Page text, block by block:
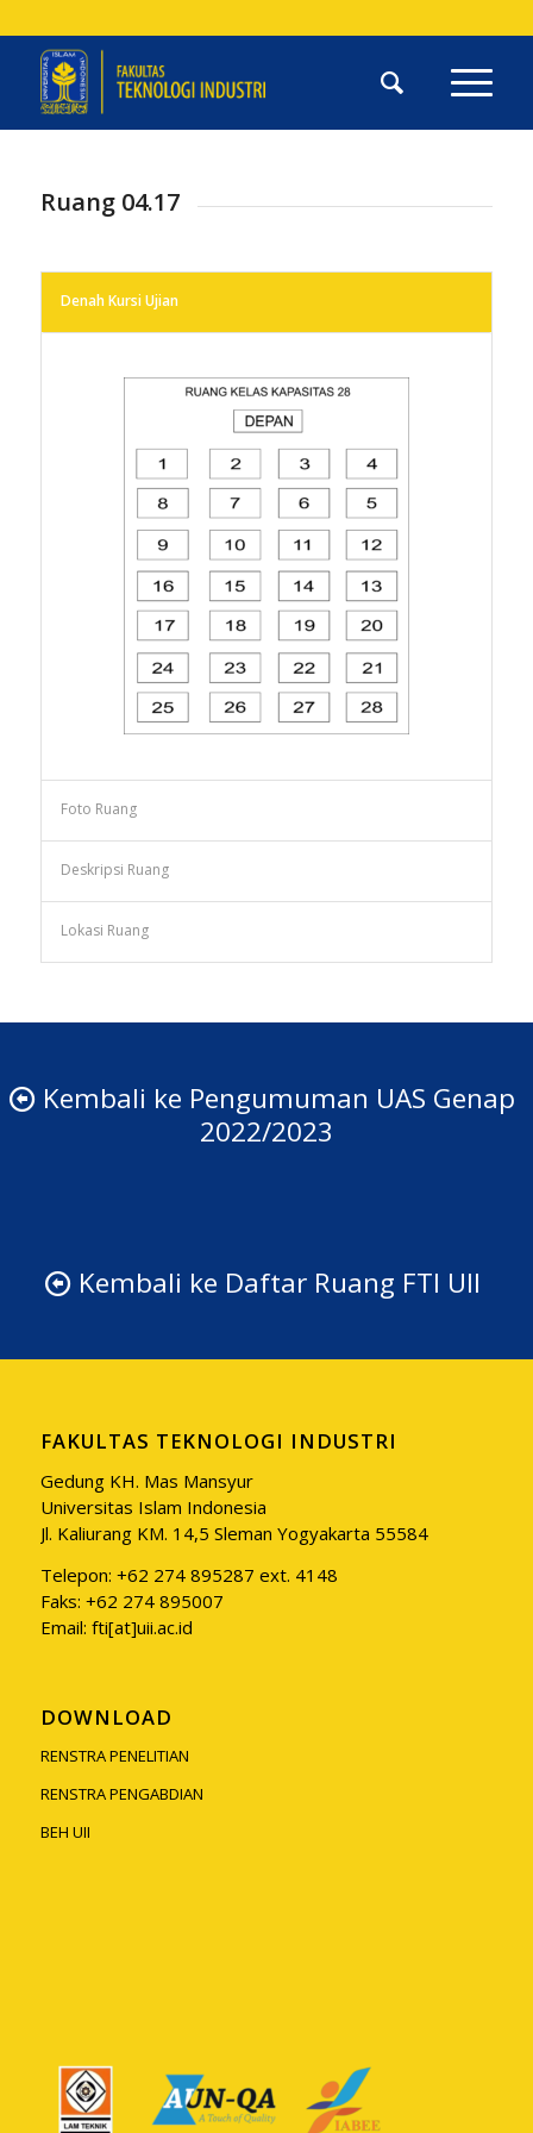
Ruang 04.17
Denah Kursi Ujian
Foto Ruang
Deskripsi Ruang
Lokasi Ruang
Kembali ke Pengumuman UAS Genap
2022/2023
Kembali ke Daftar Ruang FTI UII
FAKULTAS TEKNOLOGI INDUSTRI
Gedung KH. Mas Mansyur
Universitas Islam Indonesia
Jl. Kaliurang KM. 14,5 Sleman Yogyakarta 55584
Telepon: +62 274 895287 ext. 4148
Faks: +62 274 895007
Email: fti[at]uii.ac.id
DOWNLOAD
RENSTRA PENELITIAN
RENSTRA PENGABDIAN
BEH UII